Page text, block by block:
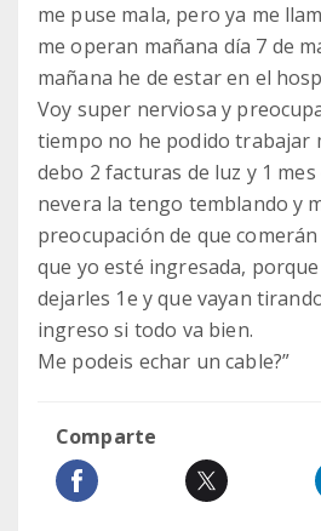
me puse mala, pero ya me
me operan mañana día 7 de
mañana he de estar en el
Voy super nerviosa y
tiempo no he podido trabajar
debo 2 facturas de luz y 1
nevera la tengo temblando y
preocupación de que
que yo esté ingresada,
dejarles 1e y que vayan
ingreso si todo va bien.
Me podeis echar un cable?”
Comparte